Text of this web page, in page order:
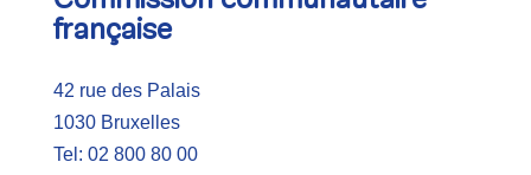
française
42 rue des Palais
1030 Bruxelles
Tel: 02 800 80 00